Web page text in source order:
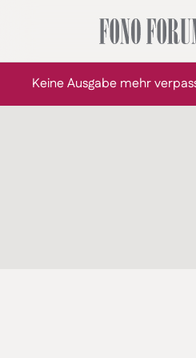
Keine Ausgabe mehr